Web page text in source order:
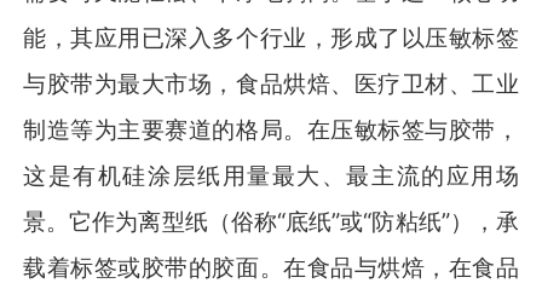
能，其应用已深入多个行业，形成了以压敏标签
与胶带为最大市场，食品烘焙、医疗卫材、工业
制造等为主要赛道的格局。在压敏标签与胶带，
这是有机硅涂层纸用量最大、最主流的应用场
景。它作为离型纸（俗称“底纸”或“防粘纸”），承
载着标签或胶带的胶面。在食品与烘焙，在食品